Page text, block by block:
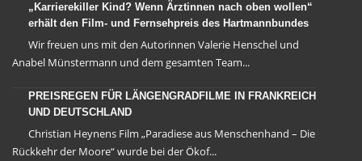
„Karrierekiller Kind? Wenn Ärztinnen nach oben wollen“
erhält den Film- und Fernsehpreis des Hartmannbundes
Wir freuen uns mit den Autorinnen Valerie Henschel und
Anabel Münstermann und dem gesamten Team...
PREISREGEN FÜR LÄNGENGRADFILME IN FRANKREICH
UND DEUTSCHLAND
Christian Heynens Film „Paradiese aus Menschenhand – Die
Rückkehr der Moore“ wurde bei der Ökof...